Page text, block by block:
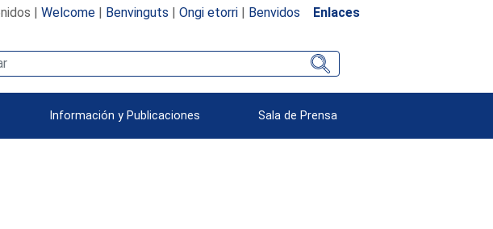
| Welcome| Benvinguts | Ongi etorri| Benvidos Enlaces
Información y Publicaciones Sala de Prensa